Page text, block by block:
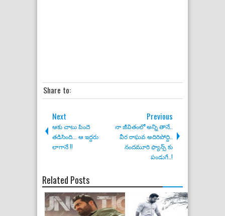
Share to:
Next
ఆకు చాటు పిందె
తడిసింది... ఆ ఇద్దరు
లాగానే !!
Previous
నా జీవితంలో అన్ని తానే..
వీర రాఘవ అదిరిపోద్ది..
నందమూరి ఫ్యాన్స్ కు
పండుగే..!
Related Posts